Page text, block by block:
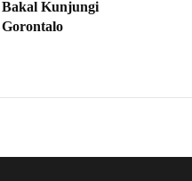
Bakal Kunjungi
Gorontalo